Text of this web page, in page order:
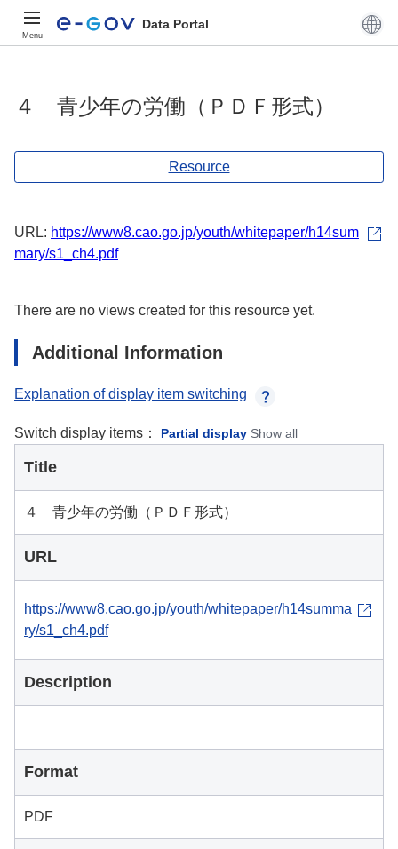
Menu
Data Portal
４ 青少年の労働（ＰＤＦ形式）
Resource
URL: https://www8.cao.go.jp/youth/whitepaper/h14sum
mary/s1_ch4.pdf
There are no views created for this resource yet.
Additional Information
Explanation of display item switching
Switch display items： Partial display Show all
Title
４ 青少年の労働（ＰＤＦ形式）
URL
https://www8.cao.go.jp/youth/whitepaper/h14summa
ry/s1_ch4.pdf
Description
Format
PDF